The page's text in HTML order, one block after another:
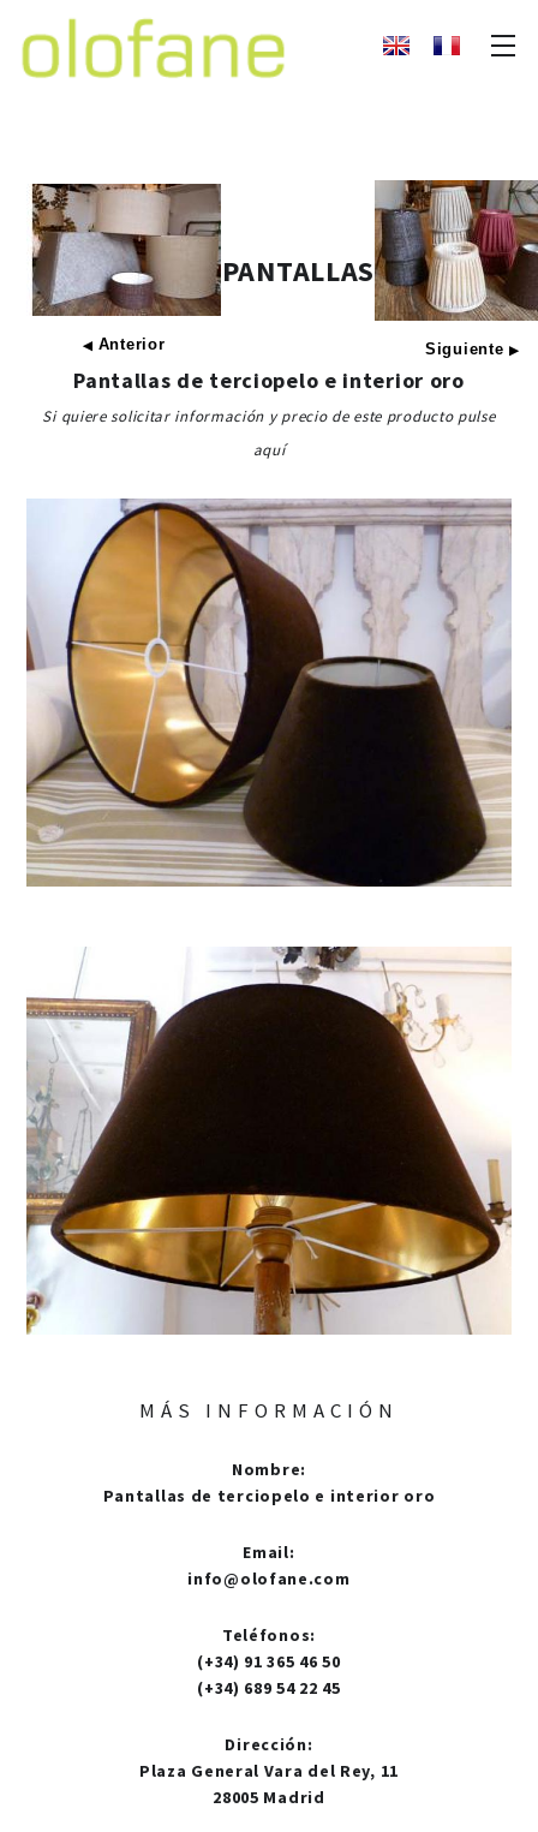
◀ Anterior
PANTALLAS
Siguiente▶
Pantallas de terciopelo e interior oro
Si quiere solicitar información y precio de este producto pulse
aquí
MÁS INFORMACIÓN
Nombre:
Pantallas de terciopelo e interior oro
Email:
info@olofane.com
Teléfonos:
(+34) 91 365 46 50
(+34) 689 54 22 45
Dirección:
Plaza General Vara del Rey, 11
28005 Madrid